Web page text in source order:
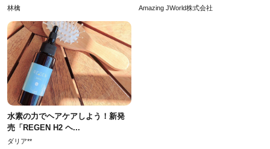
林檎 Amazing JWorld株式会社
水素の力でヘアケアしよう！新発
売「REGEN H2 ヘ...
ダリア**